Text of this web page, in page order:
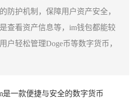
防护机制，保障用户资产安全，
查看资产信息等，im钱包都能较
户轻松管理Doge币等数字货币，
是一款便捷与安全的数字货币